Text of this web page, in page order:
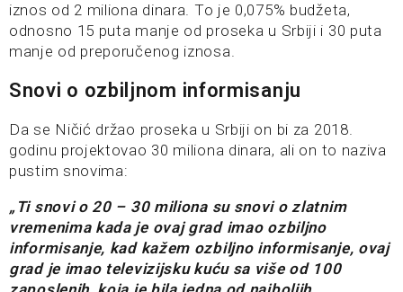
iznos od 2 miliona dinara. To je 0,075% budžeta,
odnosno 15 puta manje od proseka u Srbiji i 30 puta
manje od preporučenog iznosa.
Snovi o ozbiljnom informisanju
Da se Ničić držao proseka u Srbiji on bi za 2018.
godinu projektovao 30 miliona dinara, ali on to naziva
pustim snovima:
„Ti snovi o 20 – 30 miliona su snovi o zlatnim
vremenima kada je ovaj grad imao ozbiljno
informisanje, kad kažem ozbiljno informisanje, ovaj
grad je imao televizijsku kuću sa više od 100